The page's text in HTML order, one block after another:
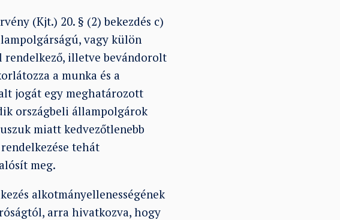
(Kjt.) 20. § (2) bekezdés c)
vagy külön
rendelkező, illetve bevándorolt
a munka és a
jogát egy meghatározott
országbeli állampolgárok
miatt kedvezőtlenebb
tehát
meg.
alkotmányellenességének
arra hivatkozva, hogy